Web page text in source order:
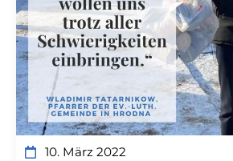
10. März 2022